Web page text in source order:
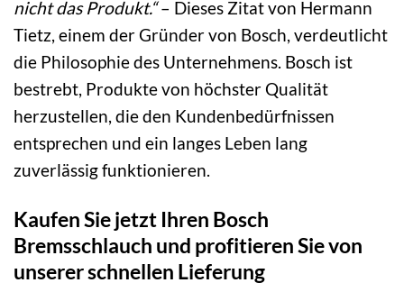
nicht das Produkt.“– Dieses Zitat von Hermann
Tietz, einem der Gründer von Bosch, verdeutlicht
die Philosophie des Unternehmens. Bosch ist
bestrebt, Produkte von höchster Qualität
herzustellen, die den Kundenbedürfnissen
entsprechen und ein langes Leben lang
zuverlässig funktionieren.
Kaufen Sie jetzt Ihren Bosch
Bremsschlauch und profitieren Sie von
unserer schnellen Lieferung